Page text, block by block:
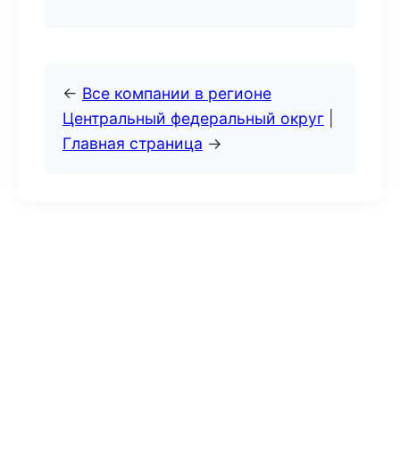
← Все компании в регионе
Центральный федеральный округ
Главная страница →